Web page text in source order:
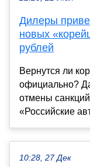
Дилеры
новых
рублей
Вернутся ли
официально?
отмены
«Российские
10:28, 27 Дек